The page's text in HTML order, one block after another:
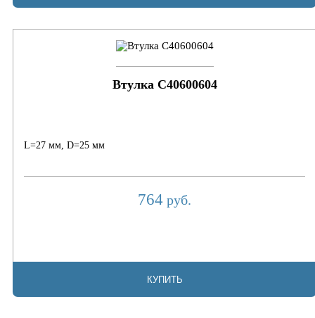
Втулка C40600604
L=27 мм, D=25 мм
764 руб.
КУПИТЬ